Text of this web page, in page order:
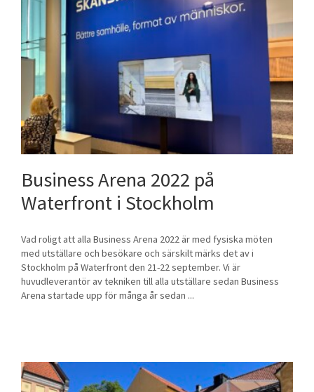
Business Arena 2022 på
Waterfront i Stockholm
Vad roligt att alla Business Arena 2022 är med fysiska möten
med utställare och besökare och särskilt märks det av i
Stockholm på Waterfront den 21-22 september. Vi är
huvudleverantör av tekniken till alla utställare sedan Business
Arena startade upp för många år sedan ...